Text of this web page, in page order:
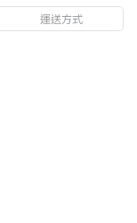
運送方式